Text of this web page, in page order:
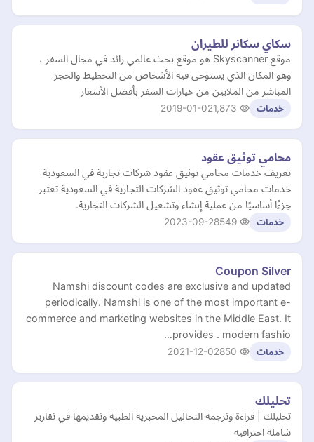
سكاي سكانر للطيران
موقع Skyscanner هو موقع بحث عالمي رائد في مجال السفر ،
وهو المكان الذي يستوحى فيه الأشخاص من التخطيط والحجز
المباشر من الملايين من خيارات السفر بأفضل الأسعار
خدمات 2019-01-02
محامي توثيق عقود
تعريف خدمات محامي توثيق عقود شركات تجارية في السعودية
خدمات محامي توثيق عقود الشركات التجارية في السعودية تعتبر
جزءًا أساسيًا من عملية إنشاء وتشغيل الشركات التجارية.
خدمات 2023-09-28
Coupon Silver
Namshi discount codes are exclusive and updated
periodically. Namshi is one of the most important e-
commerce and marketing websites in the Middle East. It
provides . modern fashio…
خدمات 2021-12-02
تحليلك
تحليلك | قراءة وترجمة التحاليل المخبرية الطبية وتقديمها في تقارير
شاملة احترافيه